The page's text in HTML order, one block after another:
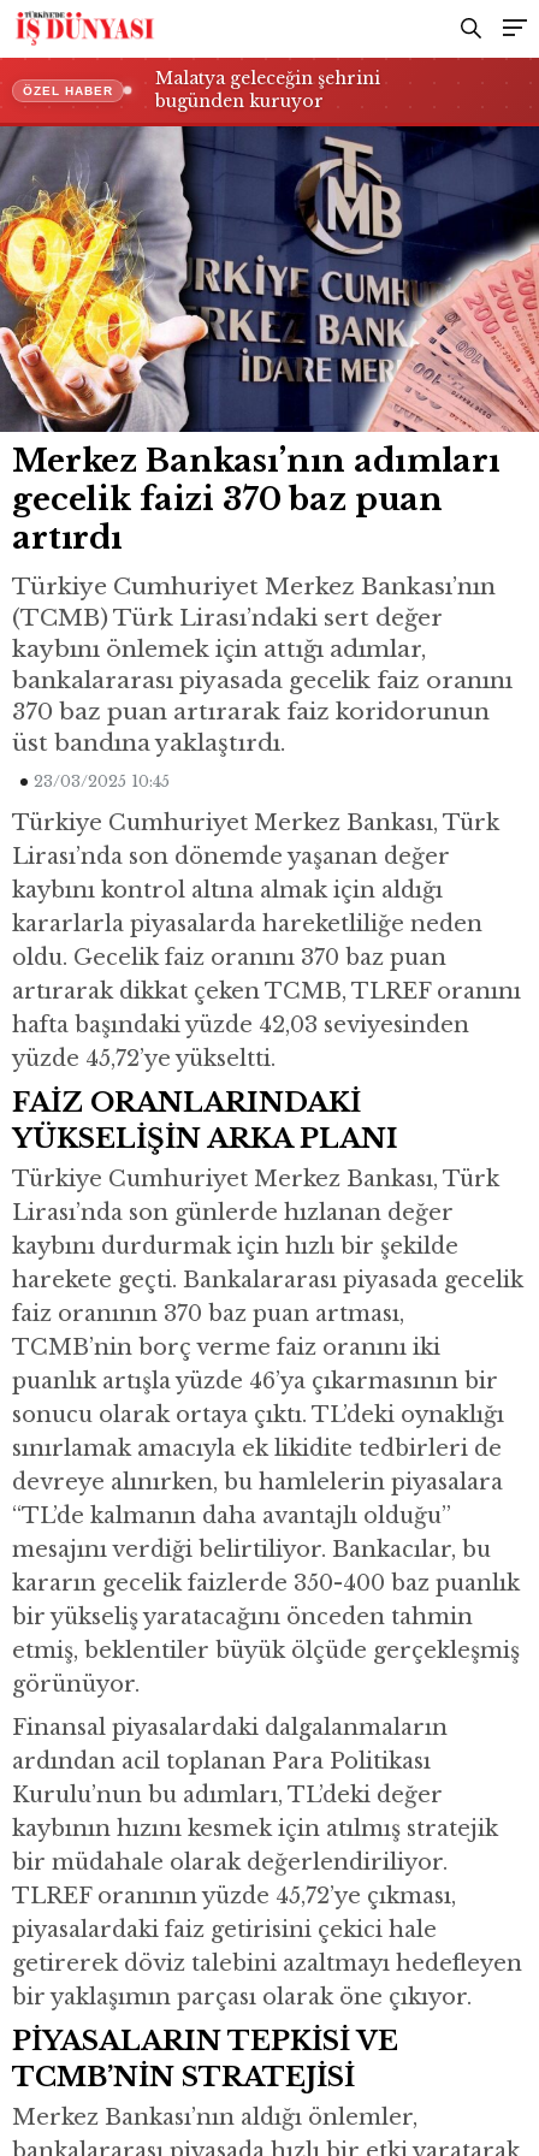
ÖZEL HABER
Malatya geleceğin şehrini
bugünden kuruyor
Merkez Bankası’nın adımları
gecelik faizi 370 baz puan
artırdı
Türkiye Cumhuriyet Merkez Bankası’nın
(TCMB) Türk Lirası’ndaki sert değer
kaybını önlemek için attığı adımlar,
bankalararası piyasada gecelik faiz oranını
370 baz puan artırarak faiz koridorunun
üst bandına yaklaştırdı.
23/03/2025 10:45
Türkiye Cumhuriyet Merkez Bankası, Türk
Lirası’nda son dönemde yaşanan değer
kaybını kontrol altına almak için aldığı
kararlarla piyasalarda hareketliliğe neden
oldu. Gecelik faiz oranını 370 baz puan
artırarak dikkat çeken TCMB, TLREF oranını
hafta başındaki yüzde 42,03 seviyesinden
yüzde 45,72’ye yükseltti.
FAİZ ORANLARINDAKİ
YÜKSELİŞİN ARKA PLANI
Türkiye Cumhuriyet Merkez Bankası, Türk
Lirası’nda son günlerde hızlanan değer
kaybını durdurmak için hızlı bir şekilde
harekete geçti. Bankalararası piyasada gecelik
faiz oranının 370 baz puan artması,
TCMB’nin borç verme faiz oranını iki
puanlık artışla yüzde 46’ya çıkarmasının bir
sonucu olarak ortaya çıktı. TL’deki oynaklığı
sınırlamak amacıyla ek likidite tedbirleri de
devreye alınırken, bu hamlelerin piyasalara
“TL’de kalmanın daha avantajlı olduğu”
mesajını verdiği belirtiliyor. Bankacılar, bu
kararın gecelik faizlerde 350-400 baz puanlık
bir yükseliş yaratacağını önceden tahmin
etmiş, beklentiler büyük ölçüde gerçekleşmiş
görünüyor.
Finansal piyasalardaki dalgalanmaların
ardından acil toplanan Para Politikası
Kurulu’nun bu adımları, TL’deki değer
kaybının hızını kesmek için atılmış stratejik
bir müdahale olarak değerlendiriliyor.
TLREF oranının yüzde 45,72’ye çıkması,
piyasalardaki faiz getirisini çekici hale
getirerek döviz talebini azaltmayı hedefleyen
bir yaklaşımın parçası olarak öne çıkıyor.
PİYASALARIN TEPKİSİ VE
TCMB’NİN STRATEJİSİ
Merkez Bankası’nın aldığı önlemler,